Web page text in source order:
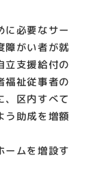
に必要なサー
障がい者が就
立支援給付の
福祉従事者の
、区内すべて
う助成を増額
ムを増設す